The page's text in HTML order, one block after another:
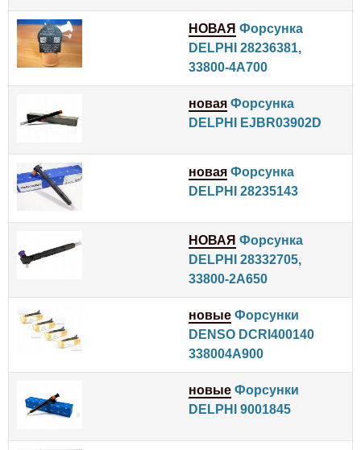
НОВАЯ Форсунка
DELPHI 28236381,
33800-4A700
новая Форсунка
DELPHI EJBR03902D
новая Форсунка
DELPHI 28235143
НОВАЯ Форсунка
DELPHI 28332705,
33800-2A650
новые Форсунки
DENSO DCRI400140
338004A900
новые Форсунки
DELPHI 9001845